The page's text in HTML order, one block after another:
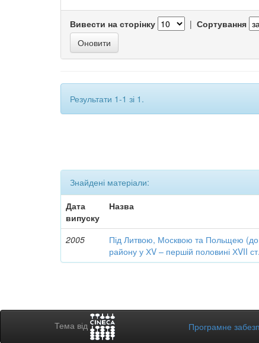
Вивести на сторінку | Сортування
Результати 1-1 зі 1.
Знайдені матеріали:
Дата
випуску
Назва
2005
Під Литвою, Москвою та Польщею (до
району у ХV – першій половині ХVII
Тема від Програмне